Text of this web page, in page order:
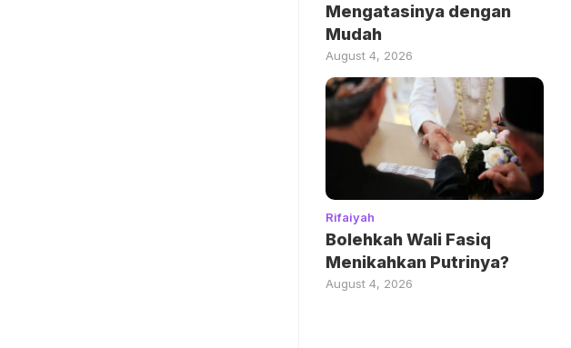
Mengatasinya dengan
Mudah
August 4, 2026
Rifaiyah
Bolehkah Wali Fasiq
Menikahkan Putrinya?
August 4, 2026